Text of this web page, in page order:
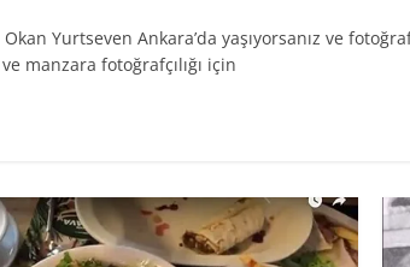
Yurtseven Ankara’da yaşıyorsanız ve
manzara fotoğrafçılığı için